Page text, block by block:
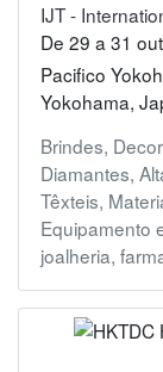
IJT -
De 29 a 31
Pacifico
Yokohama,
Brindes,
Diamantes,
Têxteis,
Equipamento
joalheria,